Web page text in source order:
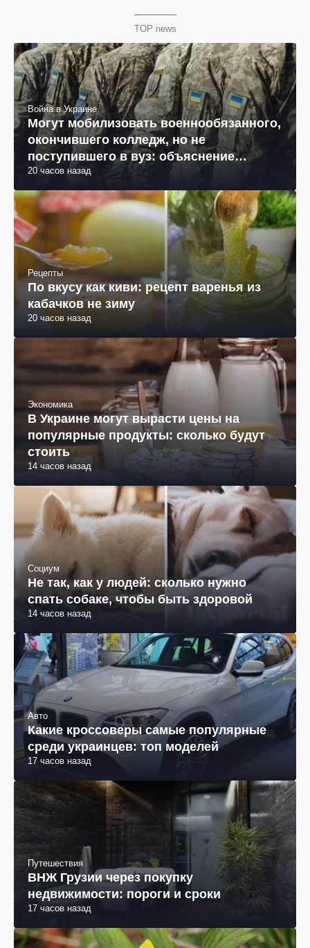
TOP news
Война в Украине
Могут мобилизовать военнообязанного,
окончившего колледж, но не
поступившего в вуз: объяснение
юриста
20 часов назад
Рецепты
По вкусу как киви: рецепт варенья из
кабачков не зиму
20 часов назад
Экономика
В Украине могут вырасти цены на
популярные продукты: сколько будут
стоить
14 часов назад
Социум
Не так, как у людей: сколько нужно
спать собаке, чтобы быть здоровой
14 часов назад
Авто
Какие кроссоверы самые популярные
среди украинцев: топ моделей
17 часов назад
Путешествия
ВНЖ Грузии через покупку
недвижимости: пороги и сроки
17 часов назад